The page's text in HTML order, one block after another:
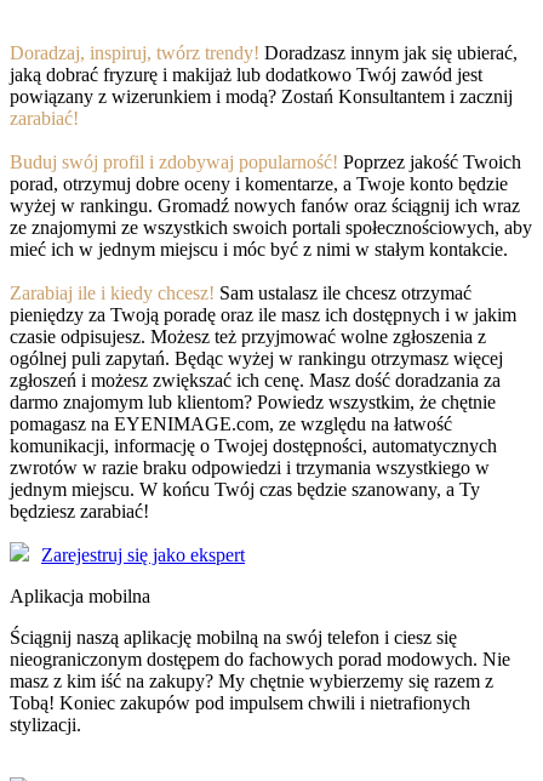
Doradzaj, inspiruj, twórz trendy! Doradzasz innym jak się ubierać,
jaką dobrać fryzurę i makijaż lub dodatkowo Twój zawód jest
powiązany z wizerunkiem i modą? Zostań Konsultantem i zacznij
zarabiać!
Buduj swój profil i zdobywaj popularność! Poprzez jakość Twoich
porad, otrzymuj dobre oceny i komentarze, a Twoje konto będzie
wyżej w rankingu. Gromadź nowych fanów oraz ściągnij ich wraz
ze znajomymi ze wszystkich swoich portali społecznościowych, aby
mieć ich w jednym miejscu i móc być z nimi w stałym kontakcie.
Zarabiaj ile i kiedy chcesz! Sam ustalasz ile chcesz otrzymać
pieniędzy za Twoją poradę oraz ile masz ich dostępnych i w jakim
czasie odpisujesz. Możesz też przyjmować wolne zgłoszenia z
ogólnej puli zapytań. Będąc wyżej w rankingu otrzymasz więcej
zgłoszeń i możesz zwiększać ich cenę. Masz dość doradzania za
darmo znajomym lub klientom? Powiedz wszystkim, że chętnie
pomagasz na EYENIMAGE.com, ze względu na łatwość
komunikacji, informację o Twojej dostępności, automatycznych
zwrotów w razie braku odpowiedzi i trzymania wszystkiego w
jednym miejscu. W końcu Twój czas będzie szanowany, a Ty
będziesz zarabiać!
Zarejestruj się jako ekspert
Aplikacja mobilna
Ściągnij naszą aplikację mobilną na swój telefon i ciesz się
nieograniczonym dostępem do fachowych porad modowych. Nie
masz z kim iść na zakupy? My chętnie wybierzemy się razem z
Tobą! Koniec zakupów pod impulsem chwili i nietrafionych
stylizacji.